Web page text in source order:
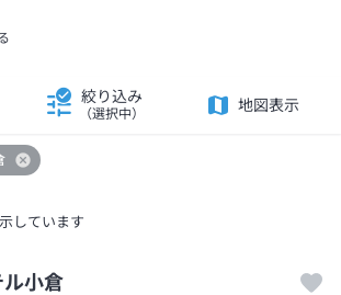
しています
絞り込み
（選択中）
地図表示
小倉